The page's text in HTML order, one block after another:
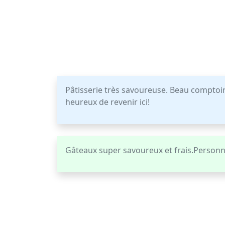
Pâtisserie très savoureuse. Beau
heureux de revenir ici!
Gâteaux super savoureux et